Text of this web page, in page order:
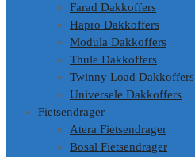
Farad Dakkoffers
Hapro Dakkoffers
Modula Dakkoffers
Thule Dakkoffers
Twinny Load Dakkoffers
Universele Dakkoffers
Fietsendrager
Atera Fietsendrager
Bosal Fietsendrager